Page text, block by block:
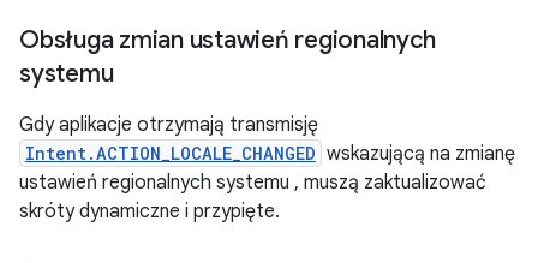
Obsługa zmian ustawień regionalnych
systemu
Gdy aplikacje otrzymają transmisję
Intent.ACTION_LOCALE_CHANGED wskazującą na zmianę
ustawień regionalnych systemu , muszą zaktualizować
skróty dynamiczne i przypięte.